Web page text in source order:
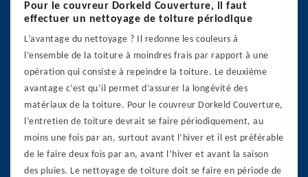
Pour le couvreur Dorkeld Couverture, il faut
effectuer un nettoyage de toiture périodique
L’avantage du nettoyage ? Il redonne les couleurs à
l’ensemble de la toiture à moindres frais par rapport à une
opération qui consiste à repeindre la toiture. Le deuxième
avantage c’est qu’il permet d’assurer la longévité des
matériaux de la toiture. Pour le couvreur Dorkeld Couverture,
l’entretien de toiture devrait se faire périodiquement, au
moins une fois par an, surtout avant l’hiver et il est préférable
de le faire deux fois par an, avant l’hiver et avant la saison
des pluies. Le nettoyage de toiture doit se faire en période de